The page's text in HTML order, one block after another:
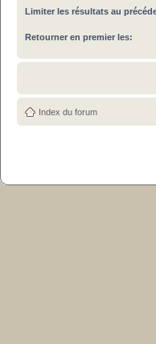
Limiter les résultats au
Retourner en premier les:
Index du forum